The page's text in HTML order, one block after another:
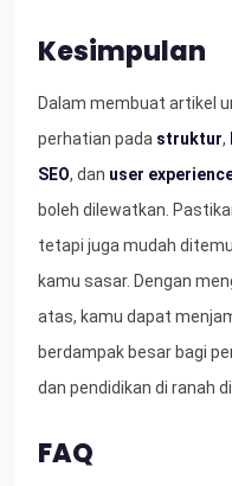
Kesimpulan
Dalam membuat artikel
perhatian pada struktur,
SEO, dan user
boleh dilewatkan.
tetapi juga mudah
kamu sasar. Dengan
atas, kamu dapat
berdampak besar bagi
dan pendidikan di ranah
FAQ